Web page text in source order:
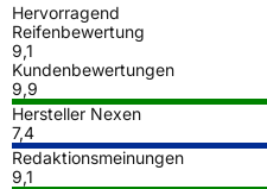
Hervorragend
Reifenbewertung
9,1
Kundenbewertungen
9,9
Hersteller Nexen
7,4
Redaktionsmeinungen
9,1